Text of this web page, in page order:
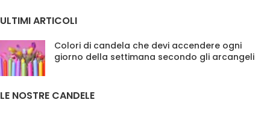
ULTIMI ARTICOLI
Colori di candela che devi accendere ogni
giorno della settimana secondo gli arcangeli
LE NOSTRE CANDELE